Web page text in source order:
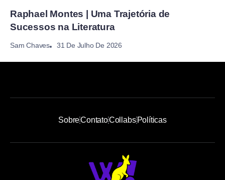
Raphael Montes | Uma Trajetória de
Sucessos na Literatura
Sam Chaves 31 De Julho De 2026
SobreContatoCollabsPolíticas